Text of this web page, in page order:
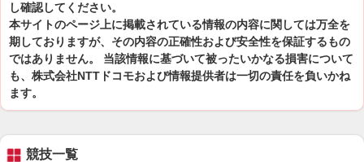
し確認してください。
本サイトのページ上に掲載されている情報の内容に関しては万全を
期しておりますが、その内容の正確性および安全性を保証するもの
ではありません。 当該情報に基づいて被ったいかなる損害について
も、株式会社NTTドコモおよび情報提供者は一切の責任を負いかね
ます。
競技一覧